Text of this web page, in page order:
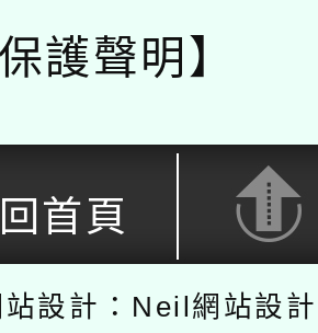
護聲明】
首頁
站設計：Neil網站設